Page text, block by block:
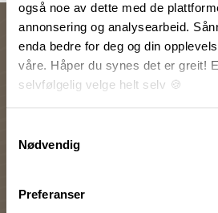
også noe av dette med de
annonsering og analysearbeid.
enda bedre for deg og din
våre. Håper du synes det er greit!
selvfølgelig velge helt selv 🍪
Nødvendig
Preferanser